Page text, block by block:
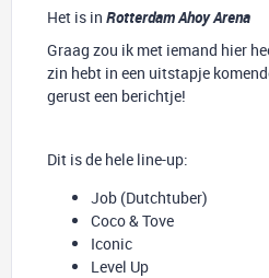
Het is in Rotterdam Ahoy Arena
Graag zou ik met iemand hier
zin hebt in een uitstapje
gerust een berichtje!
Dit is de hele line-up:
Job (Dutchtuber)
Coco & Tove
Iconic
Level Up